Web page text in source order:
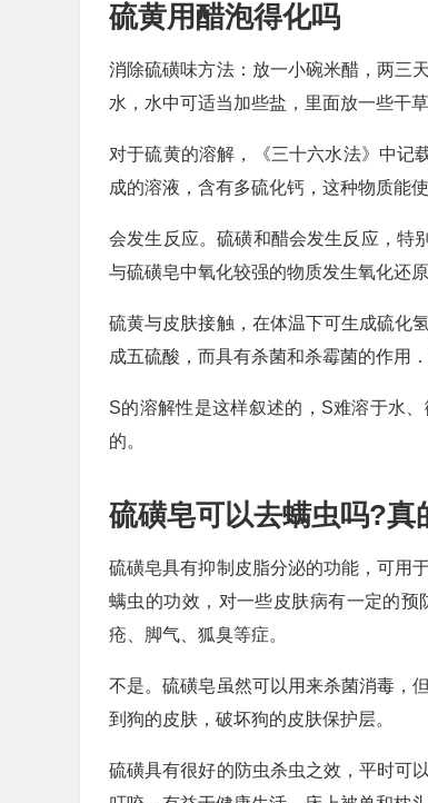
硫黄用醋泡得化吗
消除硫磺味方法：放一小碗米醋，两三
水，水中可适当加些盐，里面放一些干
对于硫黄的溶解，《三十六水法》中记
成的溶液，含有多硫化钙，这种物质能
会发生反应。硫磺和醋会发生反应，特
与硫磺皂中氧化较强的物质发生氧化还原
硫黄与皮肤接触，在体温下可生成硫化
成五硫酸，而具有杀菌和杀霉菌的作用
S的溶解性是这样叙述的，S难溶于水
的。
硫磺皂可以去螨虫吗?真
硫磺皂具有抑制皮脂分泌的功能，可用
螨虫的功效，对一些皮肤病有一定的
疮、脚气、狐臭等症。
不是。硫磺皂虽然可以用来杀菌消毒，
到狗的皮肤，破坏狗的皮肤保护层。
硫磺具有很好的防虫杀虫之效，平时可